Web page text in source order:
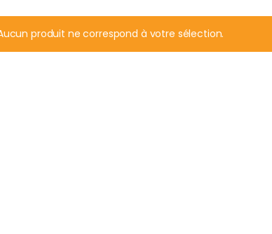
produit ne correspond à votre sélection.